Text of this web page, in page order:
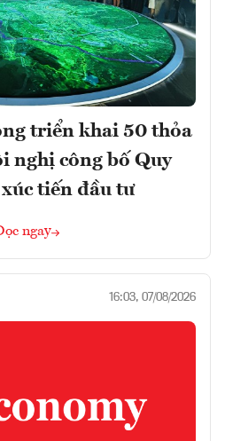
triển khai 50 thỏa
nghị công bố Quy
tiến đầu tư
ngay
16:03, 07/08/2026